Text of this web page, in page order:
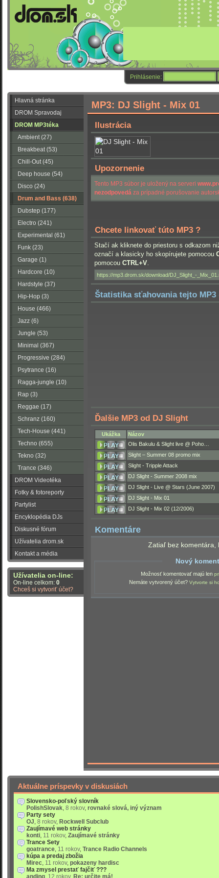
Prihlásenie:
Hlavná stránka
DROM Spravodaj
DROM MP3téka
Ambient (27)
Breakbeat (53)
Chill-Out (45)
Deep house (54)
Disco (24)
Drum and Bass (638)
Dubstep (177)
Electro (241)
Experimental (61)
Funk (23)
Garage (1)
Hardcore (10)
Hardstyle (37)
Hip-Hop (3)
House (466)
Jazz (6)
Jungle (53)
Minimal (367)
Progressive (284)
Psytrance (16)
Ragga-jungle (10)
Rap (3)
Reggae (17)
Schranz (160)
Tech-House (441)
Techno (655)
Tekno (32)
Trance (346)
DROM Videotéka
Fotky & fotoreporty
Partylist
Encyklopédia DJs
Diskusné fórum
Užívatelia drom.sk
Kontakt a média
Užívatelia on-line:
On-line celkom: 0
Chceš si vytvoriť účet?
MP3: DJ Slight - Mix 01
Ilustrácia
Upozornenie
Tento MP3 súbor je uložený na serveri
nezodpovedá za prípadné porušovanie
Chcete linkovať túto MP3 ?
Stačí ak kliknete do priestoru s odkazom
označí a klasicky ho skopírujete pomocou
pomocou CTRL+V.
Štatistika sťahovania tejto MP3
Ďalšie MP3 od DJ Slight
Ukážka
Názov
Olis Bakulu & Slight live @ Poho…
Slight – Summer 08 promo mix
Slight - Tripple Attack
DJ Slight - Summer 2008 mix
DJ Slight - Live @ Stars (June 2007)
DJ Slight - Mix 01
DJ Slight - Mix 02 (12/2006)
Komentáre
Zatiaľ bez komentára,
Nový
Možnosť komentovať majú len
Nemáte vytvorený účet? Vytvorte si
Aktuálne príspevky v diskusiách
Slovensko-poľský slovník
PolishSlovak, 8 rokov, rovnaké slová, iný význam
Party sety
OJ, 8 rokov, Rockwell Subclub
Zaujímavé web stránky
konti, 11 rokov, Zaujímavé stránky
Trance Sety
goatrance, 11 rokov, Trance Radio Channels
kúpa a predaj zbožia
Mirec, 11 rokov, pokazeny hardisc
Ma zmysel prestať fajčiť ???
anding 12 rokov, Re: určite má!